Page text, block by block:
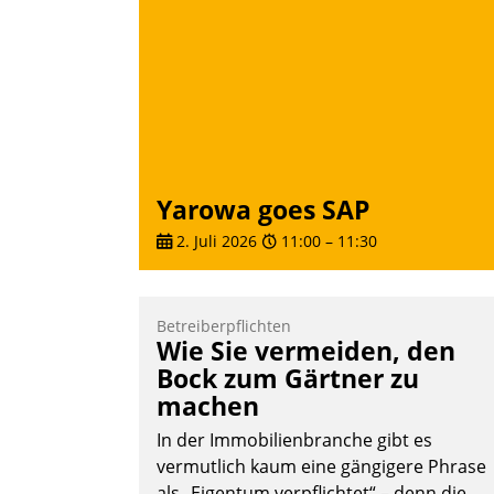
Yarowa goes SAP
2. Juli 2026 11:00 – 11:30
Betreiberpflichten
Wie Sie vermeiden, den
Bock zum Gärtner zu
machen
In der Immobilienbranche gibt es
vermutlich kaum eine gängigere Phrase